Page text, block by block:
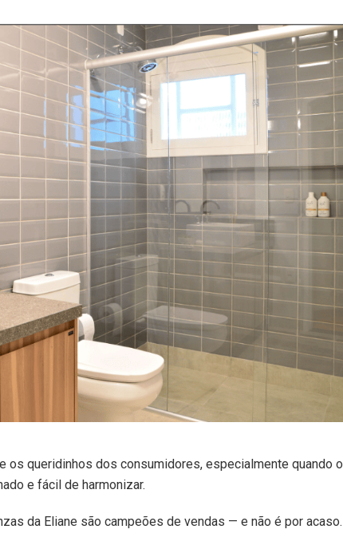
os queridinhos dos consumidores, especialmente quando o
e fácil de harmonizar.
da Eliane são campeões de vendas — e não é por acaso.